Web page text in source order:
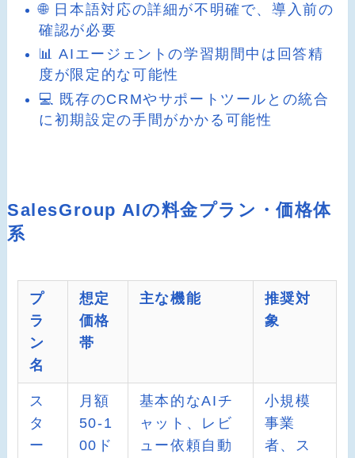
🌐 日本語対応の詳細が不明確で、導入前の
確認が必要
📊 AIエージェントの学習期間中は回答精
度が限定的な可能性
💻 既存のCRMやサポートツールとの統合
に初期設定の手間がかかる可能性
SalesGroup AIの料金プラン・価格体
系
プ
ラ
ン
名
想定
価格
帯
主な機能
推奨対
象
ス
タ
ー
月額
50-1
00ド
基本的なAIチ
ャット、レビ
ュー依頼自動
小規模
事業
者、ス